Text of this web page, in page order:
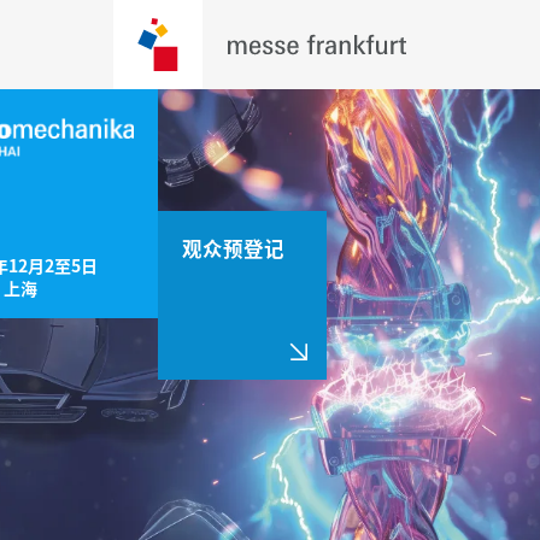
12月2至5日
海
观众预登记